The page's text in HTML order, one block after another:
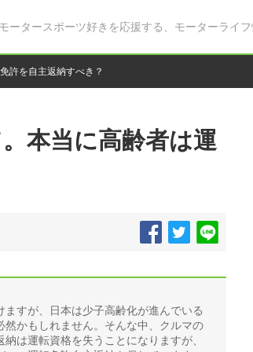
ータースポーツ好きを応援する、モーターライフ
許を自主返納すべき？
本当に高齢者は運
すが、日本は少子高齢化が進んでいる
かもしれません。そんな中、クルマの
は運転資格を失うことになりますが、